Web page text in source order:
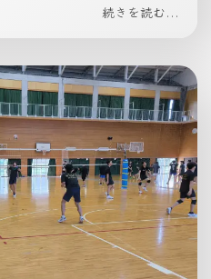
続きを読む...